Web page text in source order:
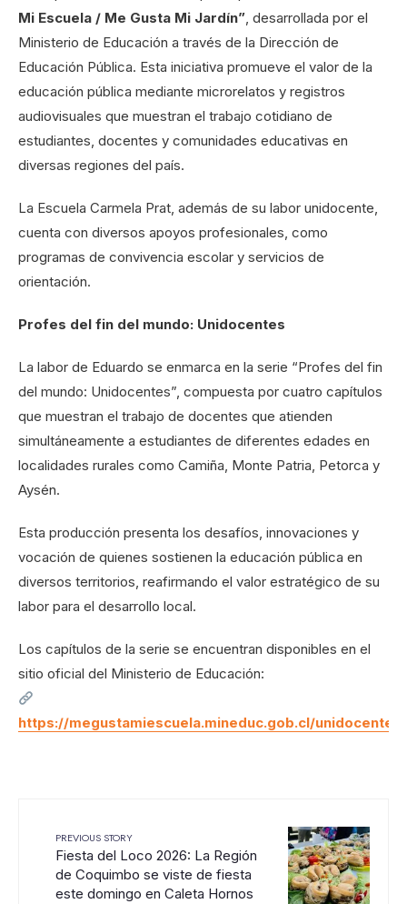
Mi Escuela / Me Gusta Mi Jardín”, desarrollada por el
Ministerio de Educación a través de la Dirección de
Educación Pública. Esta iniciativa promueve el valor de la
educación pública mediante microrelatos y registros
audiovisuales que muestran el trabajo cotidiano de
estudiantes, docentes y comunidades educativas en
diversas regiones del país.
La Escuela Carmela Prat, además de su labor unidocente,
cuenta con diversos apoyos profesionales, como
programas de convivencia escolar y servicios de
orientación.
Profes del fin del mundo: Unidocentes
La labor de Eduardo se enmarca en la serie “Profes del fin
del mundo: Unidocentes”, compuesta por cuatro capítulos
que muestran el trabajo de docentes que atienden
simultáneamente a estudiantes de diferentes edades en
localidades rurales como Camiña, Monte Patria, Petorca y
Aysén.
Esta producción presenta los desafíos, innovaciones y
vocación de quienes sostienen la educación pública en
diversos territorios, reafirmando el valor estratégico de su
labor para el desarrollo local.
Los capítulos de la serie se encuentran disponibles en el
sitio oficial del Ministerio de Educación:
https://megustamiescuela.mineduc.gob.cl/unidocentes
PREVIOUS STORY
Fiesta del Loco 2026: La Región
de Coquimbo se viste de fiesta
este domingo en Caleta Hornos